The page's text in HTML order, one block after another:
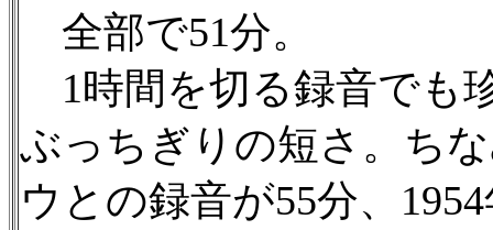
全部で51分。
1時間を切る録音でも
ぶっちぎりの短さ。ち
ウとの録音が55分、